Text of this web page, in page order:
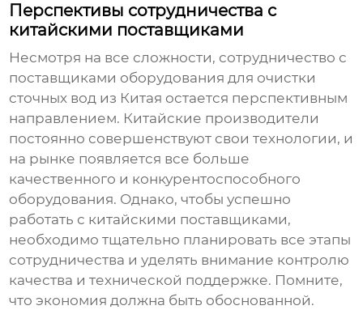
Перспективы сотрудничества с
китайскими поставщиками
Несмотря на все сложности, сотрудничество с
поставщиками оборудования для очистки
сточных вод из Китая остается перспективным
направлением. Китайские производители
постоянно совершенствуют свои технологии, и
на рынке появляется все больше
качественного и конкурентоспособного
оборудования. Однако, чтобы успешно
работать с китайскими поставщиками,
необходимо тщательно планировать все этапы
сотрудничества и уделять внимание контролю
качества и технической поддержке. Помните,
что экономия должна быть обоснованной.